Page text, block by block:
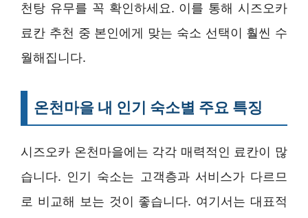
천탕 유무를 꼭 확인하세요. 이를 통해 시즈오카
료칸 추천 중 본인에게 맞는 숙소 선택이 훨씬 수
월해집니다.
온천마을 내 인기 숙소별 주요 특징
시즈오카 온천마을에는 각각 매력적인 료칸이 많
습니다. 인기 숙소는 고객층과 서비스가 다르므
로 비교해 보는 것이 좋습니다. 여기서는 대표적